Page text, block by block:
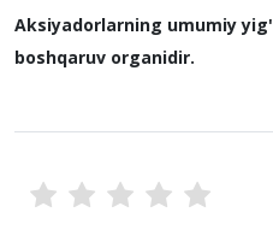
Aksiyadorlarning umumiy
boshqaruv organidir.